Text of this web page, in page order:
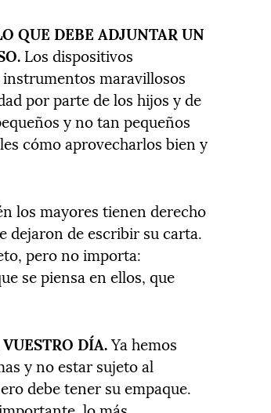
QUE DEBE ADJUNTAR UN
Los dispositivos
maravillosos
por parte de los hijos y de
y no tan pequeños
cómo aprovecharlos bien y
los mayores tienen derecho
dejaron de escribir su carta.
pero no importa:
se piensa en ellos, que
DÍA.Ya hemos
y no estar sujeto al
debe tener su empaque.